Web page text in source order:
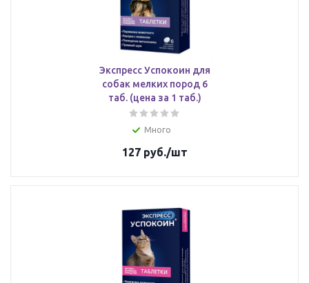
Экспресс Успокоин для
собак мелких пород 6
таб. (цена за 1 таб.)
Много
127 руб./шт